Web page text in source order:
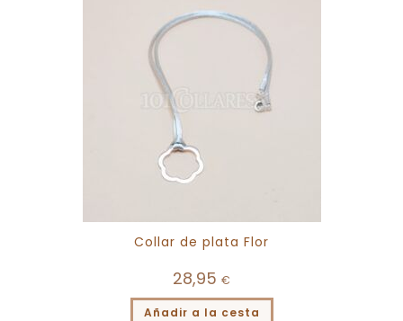
Collar de plata Flor
28,95 €
Añadir a la cesta